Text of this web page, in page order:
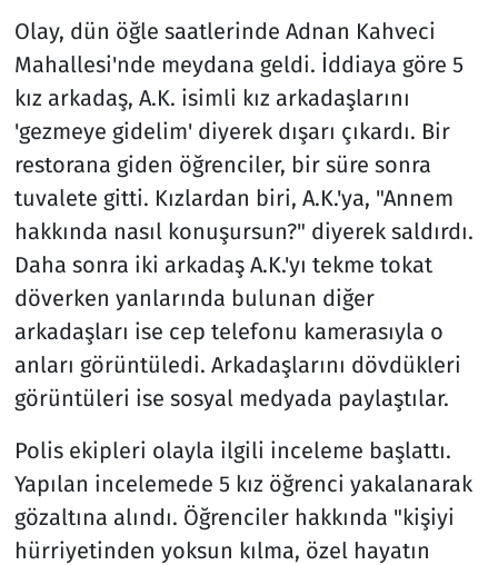
Olay, dün öğle saatlerinde Adnan Kahveci
Mahallesi'nde meydana geldi. İddiaya göre 5
kız arkadaş, A.K. isimli kız arkadaşlarını
'gezmeye gidelim' diyerek dışarı çıkardı. Bir
restorana giden öğrenciler, bir süre sonra
tuvalete gitti. Kızlardan biri, A.K.'ya, "Annem
hakkında nasıl konuşursun?" diyerek saldırdı.
Daha sonra iki arkadaş A.K.'yı tekme tokat
döverken yanlarında bulunan diğer
arkadaşları ise cep telefonu kamerasıyla o
anları görüntüledi. Arkadaşlarını dövdükleri
görüntüleri ise sosyal medyada paylaştılar.
Polis ekipleri olayla ilgili inceleme başlattı.
Yapılan incelemede 5 kız öğrenci yakalanarak
gözaltına alındı. Öğrenciler hakkında "kişiyi
hürriyetinden yoksun kılma, özel hayatın